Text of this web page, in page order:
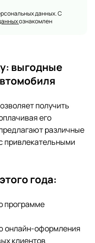
данных. С
ознакомлен
выгодные
получить
его
различные
привлекательными
года:
программе
онлайн-оформления
клиентов